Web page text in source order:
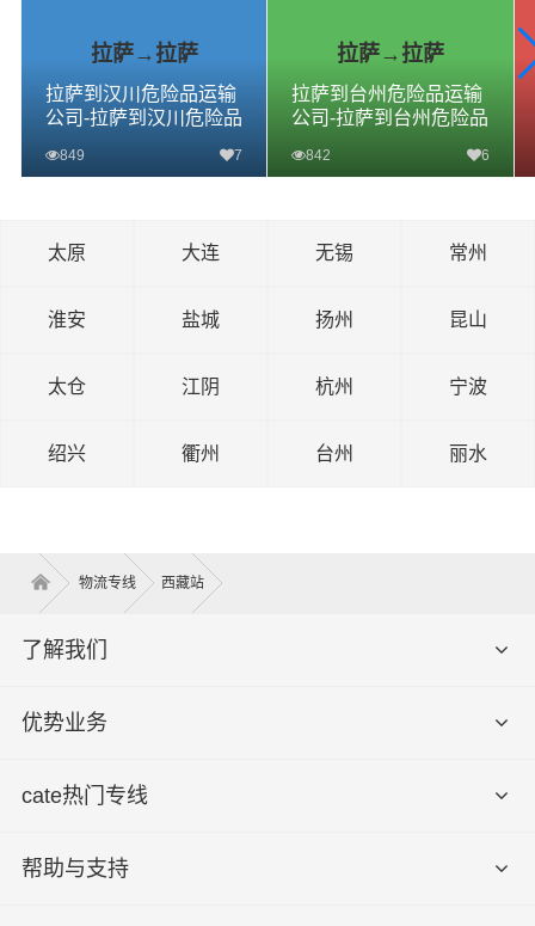
拉萨→拉萨
拉萨到汉川危险品运输
公司-拉萨到汉川危险品
险品专线
849 7
拉萨→拉萨
拉萨到台州危险品运输
公司-拉萨到台州危险品
险品专线
842 6
太原 大连 无锡 常州
淮安 盐城 扬州 昆山
太仓 江阴 杭州 宁波
绍兴 衢州 台州 丽水
物流专线 西藏站
了解我们
优势业务
cate热门专线
帮助与支持